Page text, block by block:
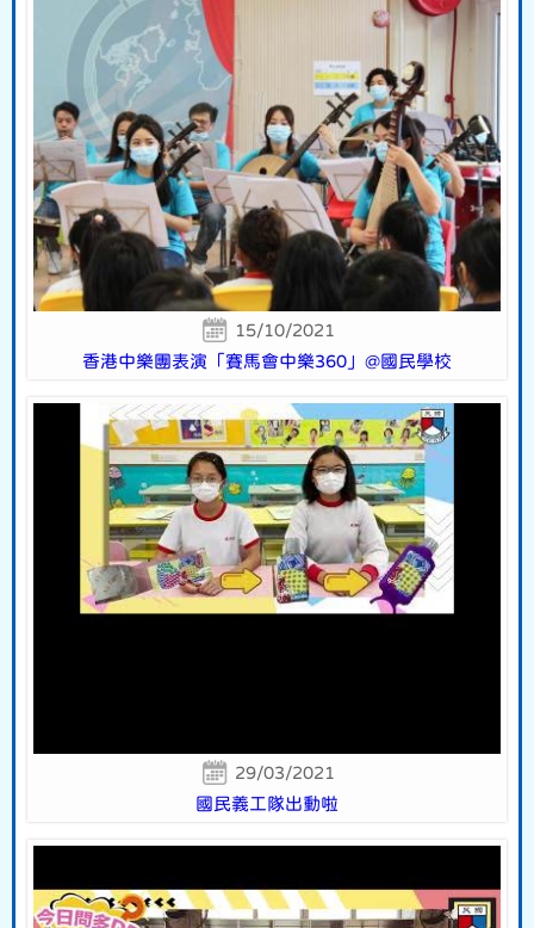
15/10/2021
香港中樂團表演「賽馬會中樂360」@國民學校
29/03/2021
國民義工隊出動啦